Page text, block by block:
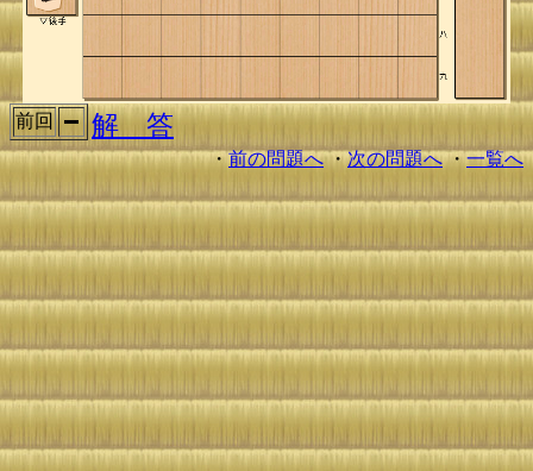
前回 解 答
・前の問題へ・次の問題へ・一覧へ